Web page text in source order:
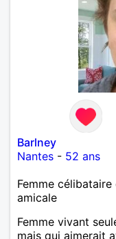
Barlney
Nantes - 52 ans
Femme
amicale
Femme vivant
mais qui aimerait